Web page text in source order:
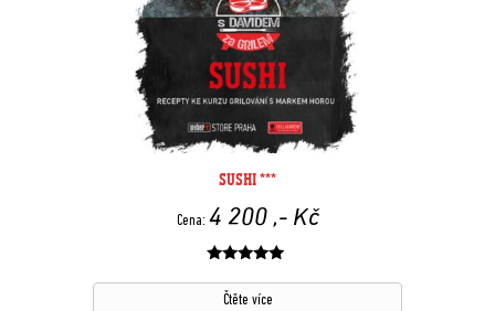
SUSHI ***
Cena: 4 200 ,- Kč
Čtěte více